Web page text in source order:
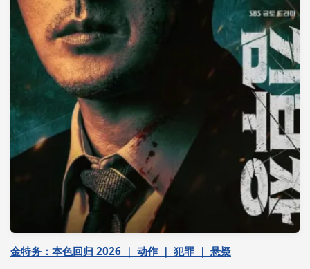
金特务：本色回归 2026 ｜ 动作 ｜ 犯罪 ｜ 悬疑